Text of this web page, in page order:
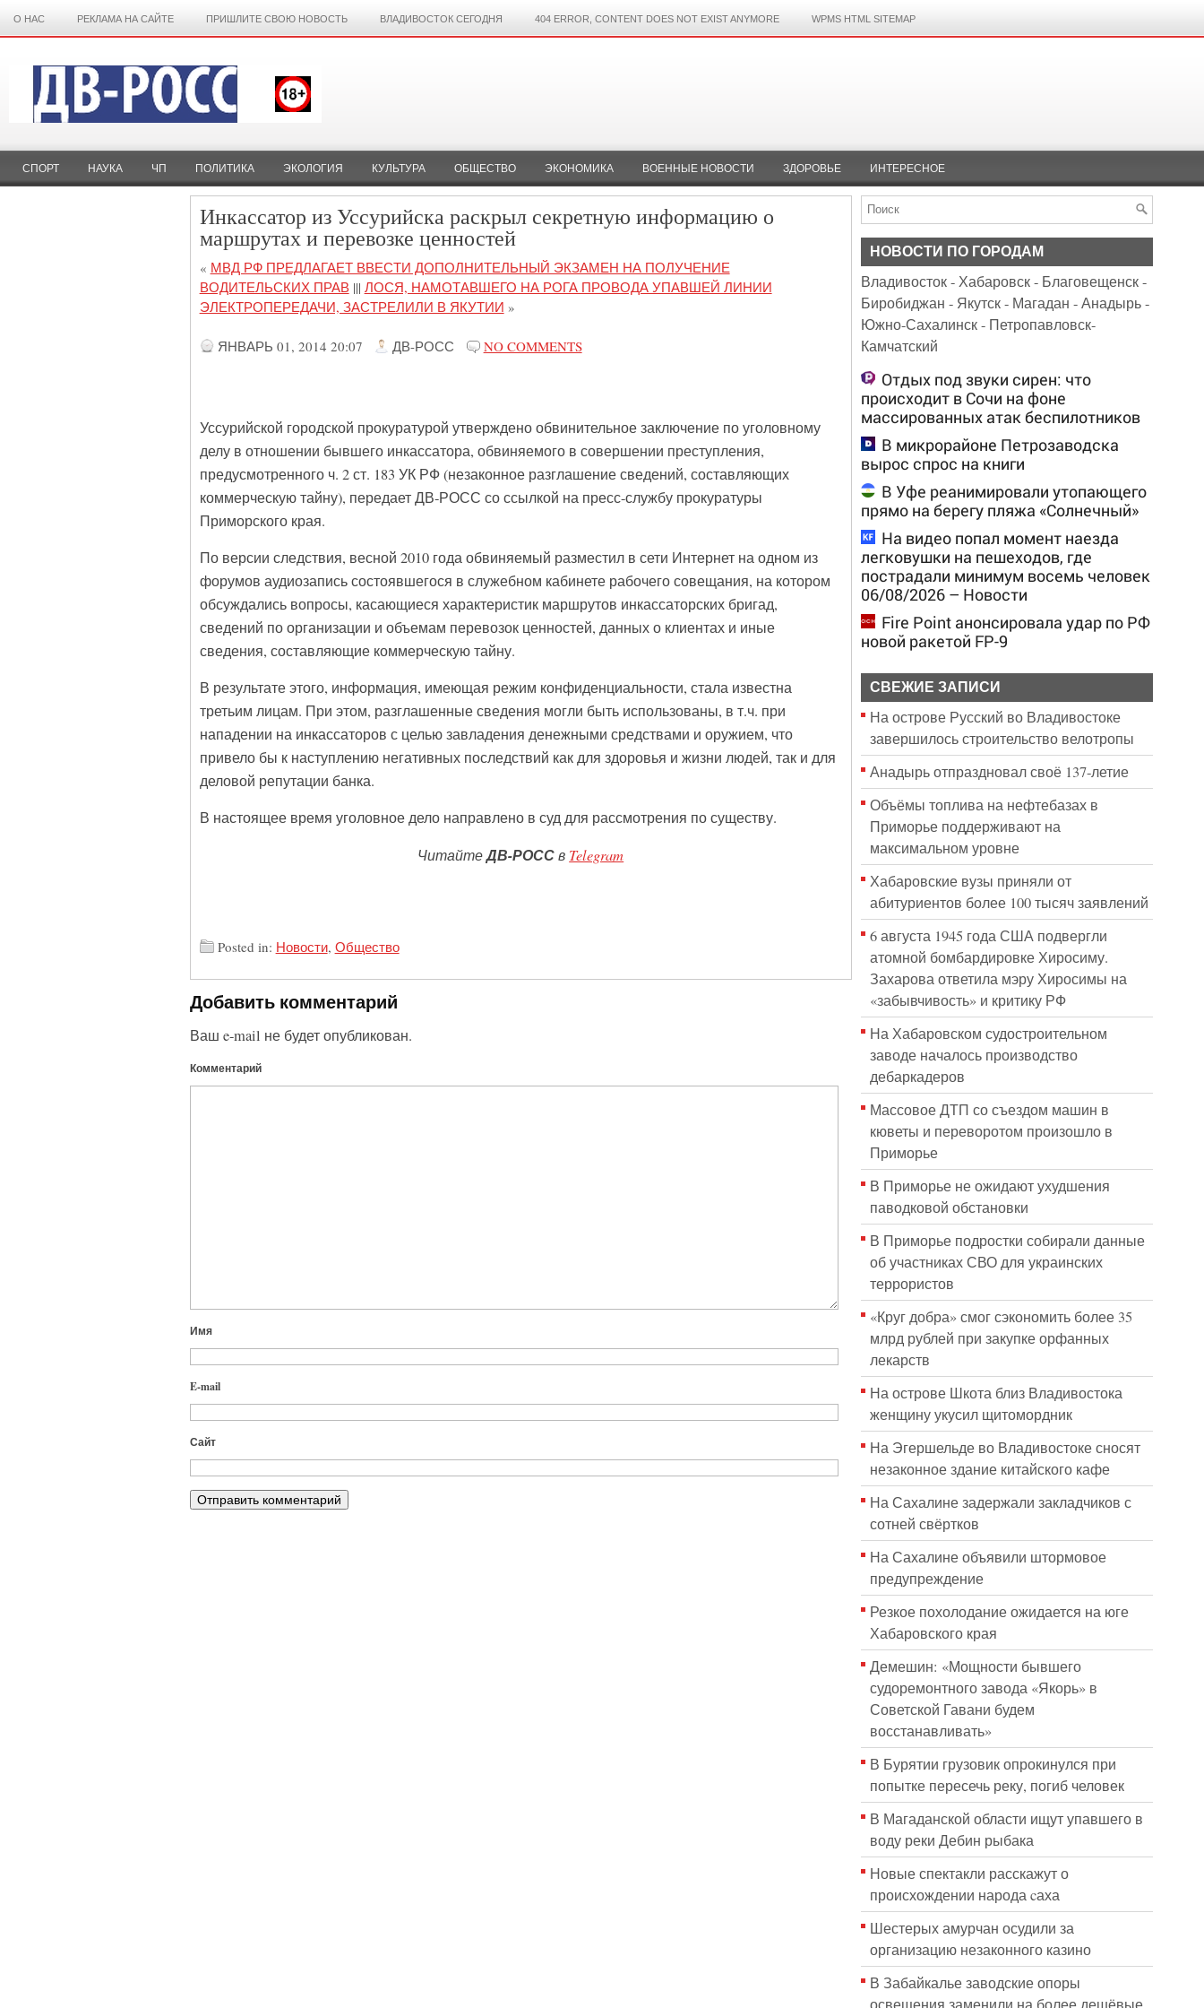
О НАС РЕКЛАМА НА САЙТЕ ПРИШЛИТЕ СВОЮ НОВОСТЬ ВЛАДИВОСТОК СЕГОДНЯ 404 ERROR, CONTENT DOES NOT EXIST ANYMORE WPMS HTML SITEMAP
СПОРТ НАУКА ЧП ПОЛИТИКА ЭКОЛОГИЯ КУЛЬТУРА ОБЩЕСТВО ЭКОНОМИКА ВОЕННЫЕ НОВОСТИ ЗДОРОВЬЕ ИНТЕРЕСНОЕ
Инкассатор из Уссурийска раскрыл секретную информацию о
маршрутах и перевозке ценностей
« МВД РФ ПРЕДЛАГАЕТ ВВЕСТИ ДОПОЛНИТЕЛЬНЫЙ ЭКЗАМЕН НА ПОЛУЧЕНИЕ
ВОДИТЕЛЬСКИХ ПРАВ||| ЛОСЯ, НАМОТАВШЕГО НА РОГА ПРОВОДА УПАВШЕЙ ЛИНИИ
ЭЛЕКТРОПЕРЕДАЧИ, ЗАСТРЕЛИЛИ В ЯКУТИИ »
ЯНВАРЬ 01, 2014 20:07 ДВ-РОСС NO COMMENTS
Уссурийской городской прокуратурой утверждено обвинительное заключение по уголовному
делу в отношении бывшего инкассатора, обвиняемого в совершении преступления,
предусмотренного ч. 2 ст. 183 УК РФ (незаконное разглашение сведений, составляющих
коммерческую тайну), передает ДВ-РОСС со ссылкой на пресс-службу прокуратуры
Приморского края.
По версии следствия, весной 2010 года обвиняемый разместил в сети Интернет на одном из
форумов аудиозапись состоявшегося в служебном кабинете рабочего совещания, на котором
обсуждались вопросы, касающиеся характеристик маршрутов инкассаторских бригад,
сведений по организации и объемам перевозок ценностей, данных о клиентах и иные
сведения, составляющие коммерческую тайну.
В результате этого, информация, имеющая режим конфиденциальности, стала известна
третьим лицам. При этом, разглашенные сведения могли быть использованы, в т.ч. при
нападении на инкассаторов с целью завладения денежными средствами и оружием, что
привело бы к наступлению негативных последствий как для здоровья и жизни людей, так и для
деловой репутации банка.
В настоящее время уголовное дело направлено в суд для рассмотрения по существу.
ЧитайтеДВ-РОССв Telegram
Posted in: Новости, Общество
Добавить комментарий
Ваш e-mail не будет опубликован.
Комментарий
Имя
E-mail
Сайт
НОВОСТИ ПО ГОРОДАМ
Владивосток-Хабаровск- Благовещенск-
Биробиджан - Якутск- Магадан -Анадырь-
Южно-Сахалинск- Петропавловск-
Камчатский
Отдых под звуки сирен: что
происходит в Сочи на фоне
массированных атак беспилотников
В микрорайоне Петрозаводска
вырос спрос на книги
В Уфе реанимировали утопающего
прямо на берегу пляжа «Солнечный»
На видео попал момент наезда
легковушки на пешеходов, где
пострадали минимум восемь человек
06/08/2026 – Новости
Fire Point анонсировала удар по РФ
новой ракетой FP-9
СВЕЖИЕ ЗАПИСИ
На острове Русский во Владивостоке
завершилось строительство велотропы
Анадырь отпраздновал своё 137-летие
Объёмы топлива на нефтебазах в
Приморье поддерживают на
максимальном уровне
Хабаровские вузы приняли от
абитуриентов более 100 тысяч заявлений
6 августа 1945 года США подвергли
атомной бомбардировке Хиросиму.
Захарова ответила мэру Хиросимы на
«забывчивость» и критику РФ
На Хабаровском судостроительном
заводе началось производство
дебаркадеров
Массовое ДТП со съездом машин в
кюветы и переворотом произошло в
Приморье
В Приморье не ожидают ухудшения
паводковой обстановки
В Приморье подростки собирали данные
об участниках СВО для украинских
террористов
«Круг добра» смог сэкономить более 35
млрд рублей при закупке орфанных
лекарств
На острове Шкота близ Владивостока
женщину укусил щитомордник
На Эгершельде во Владивостоке сносят
незаконное здание китайского кафе
На Сахалине задержали закладчиков с
сотней свёртков
На Сахалине объявили штормовое
предупреждение
Резкое похолодание ожидается на юге
Хабаровского края
Демешин: «Мощности бывшего
судоремонтного завода «Якорь» в
Советской Гавани будем
восстанавливать»
В Бурятии грузовик опрокинулся при
попытке пересечь реку, погиб человек
В Магаданской области ищут упавшего в
воду реки Дебин рыбака
Новые спектакли расскажут о
происхождении народа cаха
Шестерых амурчан осудили за
организацию незаконного казино
В Забайкалье заводские опоры